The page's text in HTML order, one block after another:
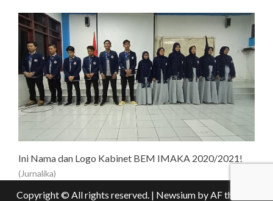
Ini Nama dan Logo Kabinet BEM IMAKA 2020/2021!
(Jurnalika)
Copyright © All rights reserved. | Newsium by AF themes.